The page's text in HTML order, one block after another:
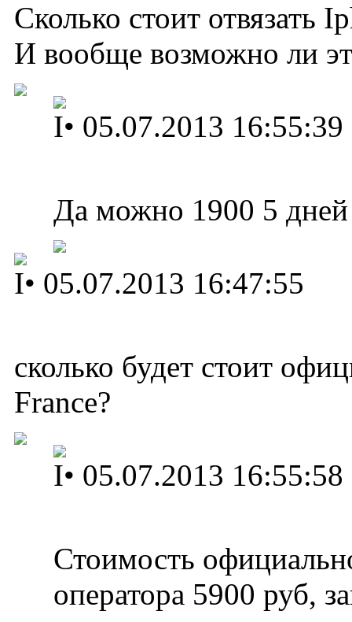
Сколько стоит отвязать
И вообще возможно ли
I• 05.07.2013 16:55:39
Да можно 1900 5 дней
I• 05.07.2013 16:47:55
сколько будет стоит
France?
I• 05.07.2013 16:55:58
Стоимость
оператора 5900 руб,